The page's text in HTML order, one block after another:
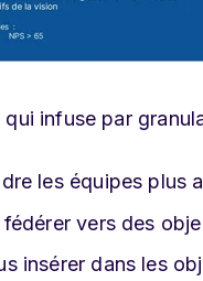
infuse par
les équipes plus
fédérer vers des
insérer dans les